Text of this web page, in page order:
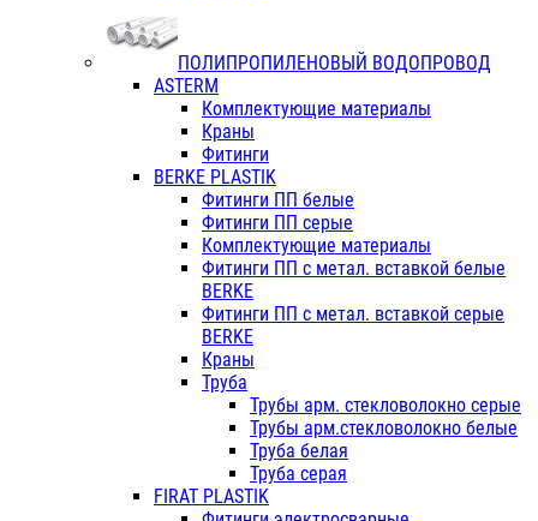
ПОЛИПРОПИЛЕНОВЫЙ ВОДОПРОВОД
ASTERM
Комплектующие материалы
Краны
Фитинги
BERKE PLASTIK
Фитинги ПП белые
Фитинги ПП серые
Комплектующие материалы
Фитинги ПП с метал. вставкой белые
BERKE
Фитинги ПП с метал. вставкой серые
BERKE
Краны
Труба
Трубы арм. стекловолокно серые
Трубы арм.стекловолокно белые
Труба белая
Труба серая
FIRAT PLASTIK